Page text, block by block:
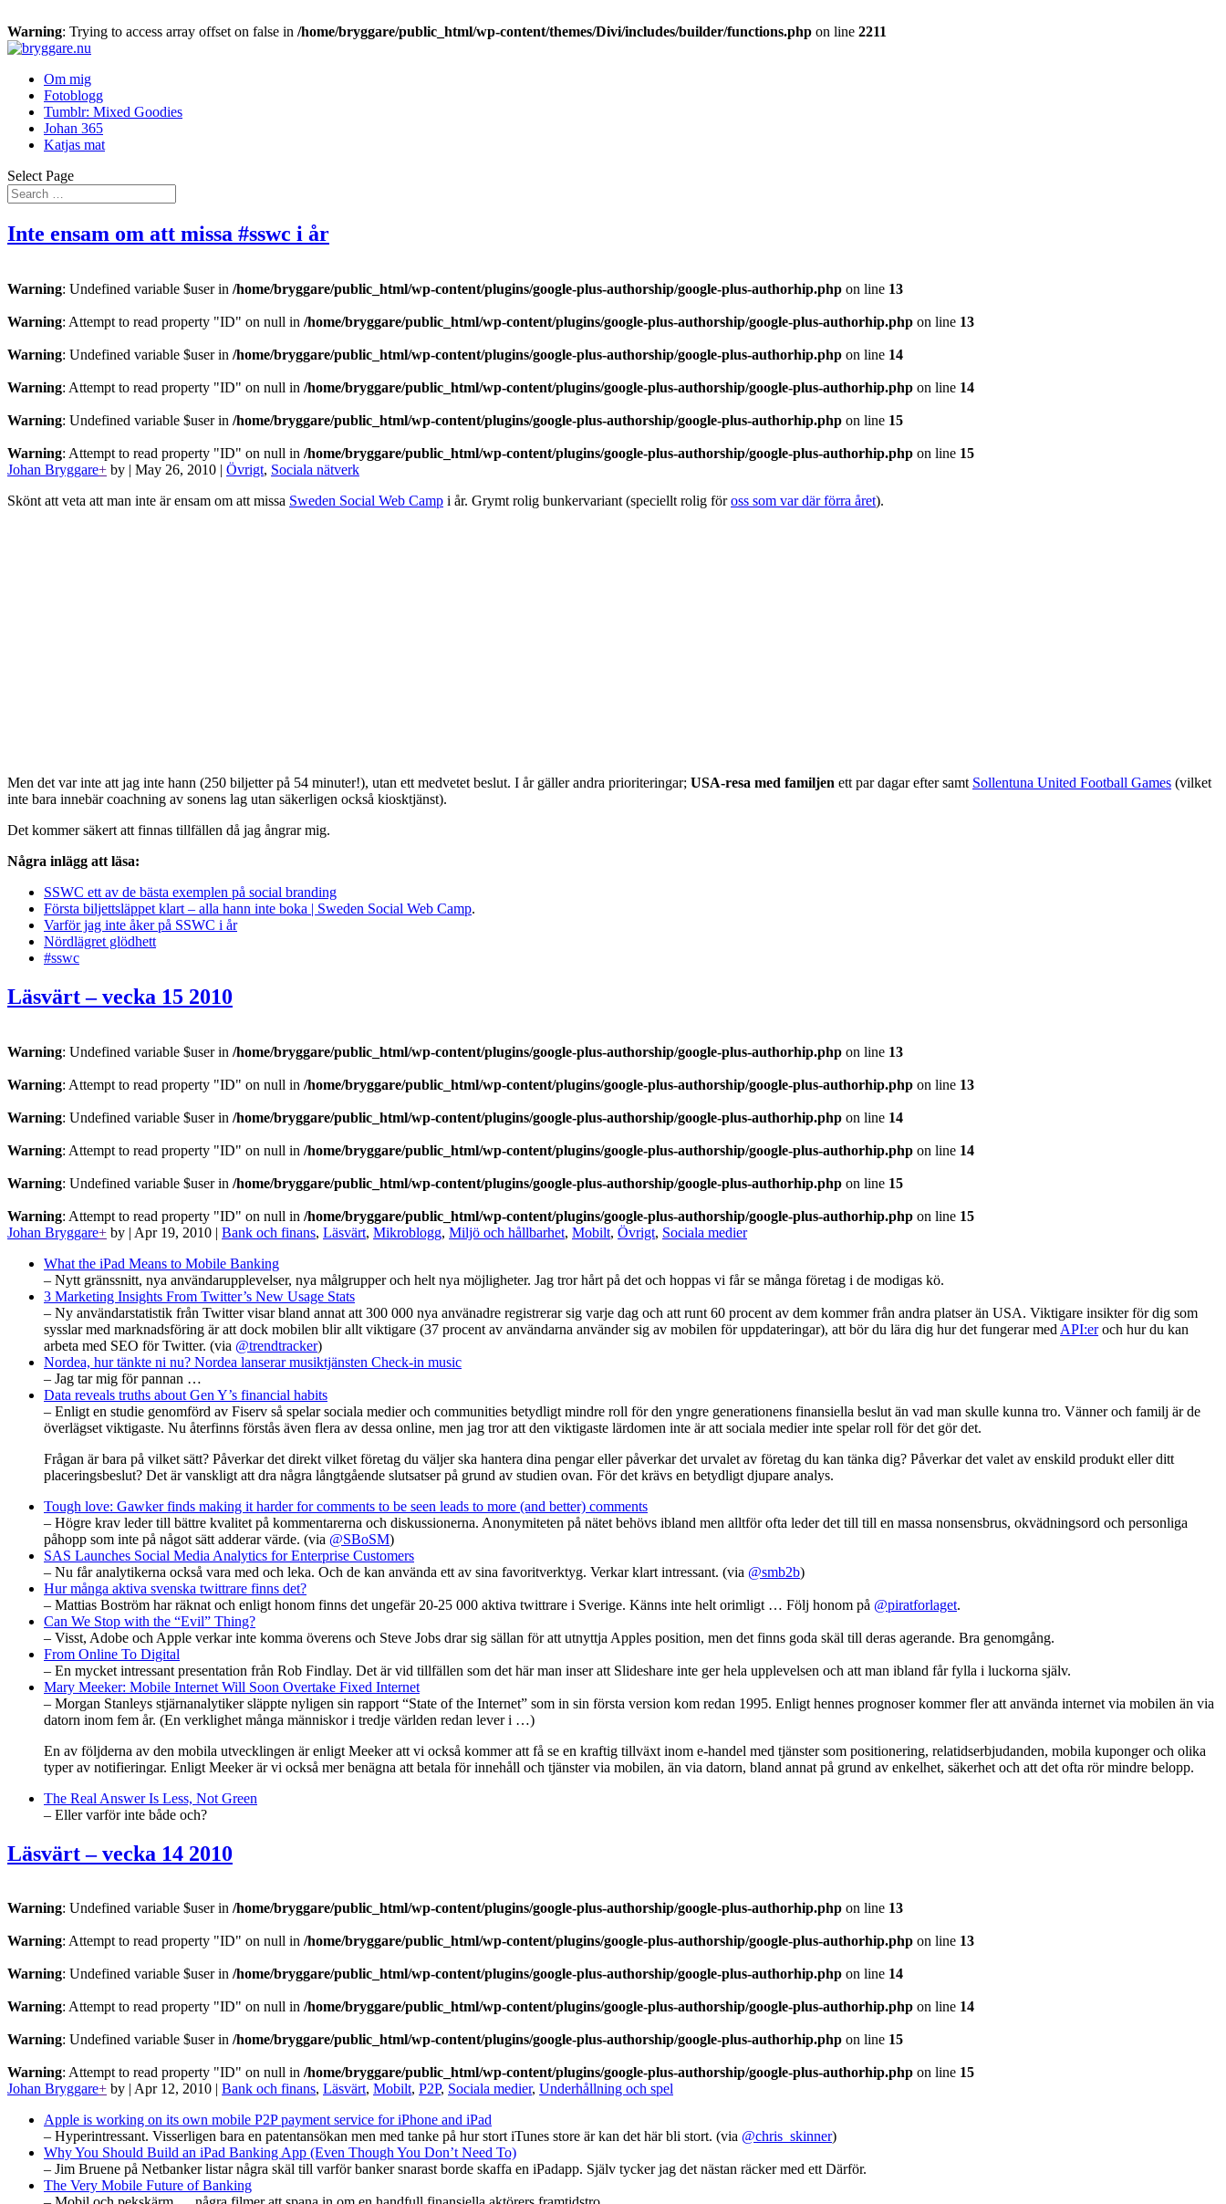
Warning: Trying to access array offset on false in /home/bryggare/public_html/wp-content/themes/Divi/includes/builder/functions.php on line 2211
Om mig
Fotoblogg
Tumblr: Mixed Goodies
Johan 365
Katjas mat
Select Page
Inte ensam om att missa #sswc i år
Warning: Undefined variable $user in /home/bryggare/public_html/wp-content/plugins/google-plus-authorship/google-plus-authorhip.php on line 13
Warning: Attempt to read property "ID" on null in /home/bryggare/public_html/wp-content/plugins/google-plus-authorship/google-plus-authorhip.php on line 13
Warning: Undefined variable $user in /home/bryggare/public_html/wp-content/plugins/google-plus-authorship/google-plus-authorhip.php on line 14
Warning: Attempt to read property "ID" on null in /home/bryggare/public_html/wp-content/plugins/google-plus-authorship/google-plus-authorhip.php on line 14
Warning: Undefined variable $user in /home/bryggare/public_html/wp-content/plugins/google-plus-authorship/google-plus-authorhip.php on line 15
Warning: Attempt to read property "ID" on null in /home/bryggare/public_html/wp-content/plugins/google-plus-authorship/google-plus-authorhip.php on line 15
Johan Bryggare+ by | May 26, 2010 | Övrigt, Sociala nätverk
Skönt att veta att man inte är ensam om att missa Sweden Social Web Camp i år. Grymt rolig bunkervariant (speciellt rolig föross som var där förra året).
Men det var inte att jag inte hann (250 biljetter på 54 minuter!), utan ett medvetet beslut. I år gäller andra prioriteringar; USA-resa med familjen ett par dagar efter samt Sollentuna United Football Games (vilket
inte bara innebär coachning av sonens lag utan säkerligen också kiosktjänst).
Det kommer säkert att finnas tillfällen då jag ångrar mig.
Några inlägg att läsa:
SSWC ett av de bästa exemplen på social branding
Första biljettsläppet klart – alla hann inte boka | Sweden Social Web Camp.
Varför jag inte åker på SSWC i år
Nördlägret glödhett
#sswc
Läsvärt – vecka 15 2010
Warning: Undefined variable $user in /home/bryggare/public_html/wp-content/plugins/google-plus-authorship/google-plus-authorhip.php on line 13
Warning: Attempt to read property "ID" on null in /home/bryggare/public_html/wp-content/plugins/google-plus-authorship/google-plus-authorhip.php on line 13
Warning: Undefined variable $user in /home/bryggare/public_html/wp-content/plugins/google-plus-authorship/google-plus-authorhip.php on line 14
Warning: Attempt to read property "ID" on null in /home/bryggare/public_html/wp-content/plugins/google-plus-authorship/google-plus-authorhip.php on line 14
Warning: Undefined variable $user in /home/bryggare/public_html/wp-content/plugins/google-plus-authorship/google-plus-authorhip.php on line 15
Warning: Attempt to read property "ID" on null in /home/bryggare/public_html/wp-content/plugins/google-plus-authorship/google-plus-authorhip.php on line 15
Johan Bryggare+ by | Apr 19, 2010 | Bank och finans, Läsvärt, Mikroblogg, Miljö och hållbarhet, Mobilt, Övrigt, Sociala medier
What the iPad Means to Mobile Banking
– Nytt gränssnitt, nya användarupplevelser, nya målgrupper och helt nya möjligheter. Jag tror hårt på det och hoppas vi får se många företag i de modigas kö.
3 Marketing Insights From Twitter’s New Usage Stats
– Ny användarstatistik från Twitter visar bland annat att 300 000 nya använadre registrerar sig varje dag och att runt 60 procent av dem kommer från andra platser än USA. Viktigare insikter för dig som
sysslar med marknadsföring är att dock mobilen blir allt viktigare (37 procent av användarna använder sig av mobilen för uppdateringar), att bör du lära dig hur det fungerar med API:eroch hur du kan
arbeta med SEO för Twitter. (via @trendtracker)
Nordea, hur tänkte ni nu? Nordea lanserar musiktjänsten Check-in music
– Jag tar mig för pannan …
Data reveals truths about Gen Y’s financial habits
– Enligt en studie genomförd av Fiserv så spelar sociala medier och communities betydligt mindre roll för den yngre generationens finansiella beslut än vad man skulle kunna tro. Vänner och familj är de
överlägset viktigaste. Nu återfinns förstås även flera av dessa online, men jag tror att den viktigaste lärdomen inte är att sociala medier inte spelar roll för det gör det.
Frågan är bara på vilket sätt? Påverkar det direkt vilket företag du väljer ska hantera dina pengar eller påverkar det urvalet av företag du kan tänka dig? Påverkar det valet av enskild produkt eller ditt
placeringsbeslut? Det är vanskligt att dra några långtgående slutsatser på grund av studien ovan. För det krävs en betydligt djupare analys.
Tough love: Gawker finds making it harder for comments to be seen leads to more (and better) comments
– Högre krav leder till bättre kvalitet på kommentarerna och diskussionerna. Anonymiteten på nätet behövs ibland men alltför ofta leder det till till en massa nonsensbrus, okvädningsord och personliga
påhopp som inte på något sätt adderar värde. (via @SBoSM)
SAS Launches Social Media Analytics for Enterprise Customers
– Nu får analytikerna också vara med och leka. Och de kan använda ett av sina favoritverktyg. Verkar klart intressant. (via @smb2b)
Hur många aktiva svenska twittrare finns det?
– Mattias Boström har räknat och enligt honom finns det ungefär 20-25 000 aktiva twittrare i Sverige. Känns inte helt orimligt … Följ honom på @piratforlaget.
Can We Stop with the “Evil” Thing?
– Visst, Adobe och Apple verkar inte komma överens och Steve Jobs drar sig sällan för att utnyttja Apples position, men det finns goda skäl till deras agerande. Bra genomgång.
From Online To Digital
– En mycket intressant presentation från Rob Findlay. Det är vid tillfällen som det här man inser att Slideshare inte ger hela upplevelsen och att man ibland får fylla i luckorna själv.
Mary Meeker: Mobile Internet Will Soon Overtake Fixed Internet
– Morgan Stanleys stjärnanalytiker släppte nyligen sin rapport “State of the Internet” som in sin första version kom redan 1995. Enligt hennes prognoser kommer fler att använda internet via mobilen än via
datorn inom fem år. (En verklighet många människor i tredje världen redan lever i …)
En av följderna av den mobila utvecklingen är enligt Meeker att vi också kommer att få se en kraftig tillväxt inom e-handel med tjänster som positionering, relatidserbjudanden, mobila kuponger och olika
typer av notifieringar. Enligt Meeker är vi också mer benägna att betala för innehåll och tjänster via mobilen, än via datorn, bland annat på grund av enkelhet, säkerhet och att det ofta rör mindre belopp.
The Real Answer Is Less, Not Green
– Eller varför inte både och?
Läsvärt – vecka 14 2010
Warning: Undefined variable $user in /home/bryggare/public_html/wp-content/plugins/google-plus-authorship/google-plus-authorhip.php on line 13
Warning: Attempt to read property "ID" on null in /home/bryggare/public_html/wp-content/plugins/google-plus-authorship/google-plus-authorhip.php on line 13
Warning: Undefined variable $user in /home/bryggare/public_html/wp-content/plugins/google-plus-authorship/google-plus-authorhip.php on line 14
Warning: Attempt to read property "ID" on null in /home/bryggare/public_html/wp-content/plugins/google-plus-authorship/google-plus-authorhip.php on line 14
Warning: Undefined variable $user in /home/bryggare/public_html/wp-content/plugins/google-plus-authorship/google-plus-authorhip.php on line 15
Warning: Attempt to read property "ID" on null in /home/bryggare/public_html/wp-content/plugins/google-plus-authorship/google-plus-authorhip.php on line 15
Johan Bryggare+ by | Apr 12, 2010 | Bank och finans, Läsvärt, Mobilt, P2P, Sociala medier, Underhållning och spel
Apple is working on its own mobile P2P payment service for iPhone and iPad
– Hyperintressant. Visserligen bara en patentansökan men med tanke på hur stort iTunes store är kan det här bli stort. (via @chris_skinner)
Why You Should Build an iPad Banking App (Even Though You Don’t Need To)
– Jim Bruene på Netbanker listar några skäl till varför banker snarast borde skaffa en iPadapp. Själv tycker jag det nästan räcker med ett Därför.
The Very Mobile Future of Banking